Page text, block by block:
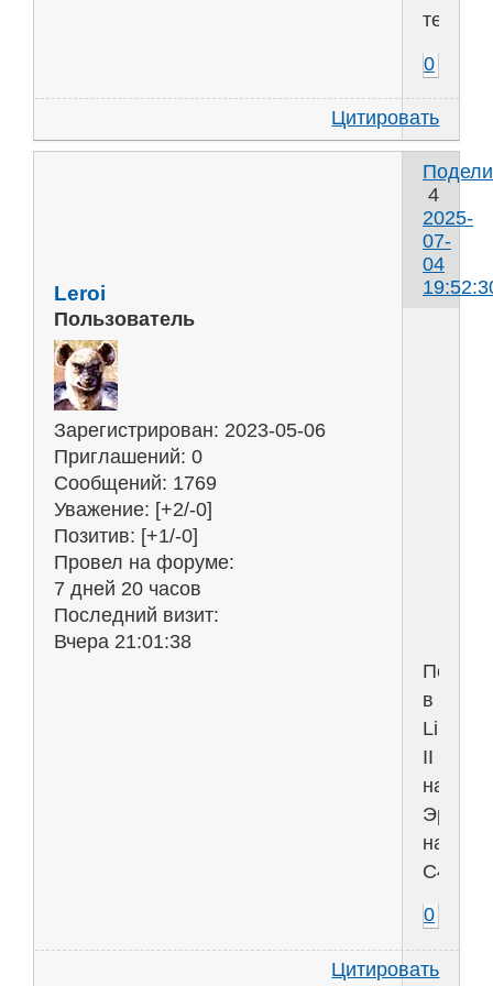
тепла.
0
Цитировать
4
2025-
07-
04
Leroi
Пользователь
Зарегистрирован: 2023-05-06
Приглашений: 0
Сообщений: 1769
Уважение: [+2/-0]
Позитив: [+1/-0]
Провел на форуме:
7 дней 20 часов
Последний визит:
Вчера 21:01:38
в
Lineage
II
на
Эре
на
С4.
0
Цитировать